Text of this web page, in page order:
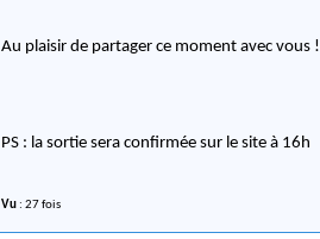
Au plaisir de partager ce moment avec vous !
PS : la sortie sera confirmée sur le site à 16h
Vu : 27 fois